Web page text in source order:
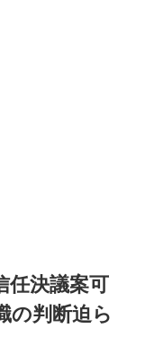
任決議案可
の判断迫ら